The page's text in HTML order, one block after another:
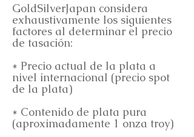
GoldSilverJapan considera
exhaustivamente los siguientes
factores al determinar el precio
de tasación:
* Precio actual de la plata a
nivel internacional (precio spot
de la plata)
* Contenido de plata pura
(aproximadamente 1 onza troy)